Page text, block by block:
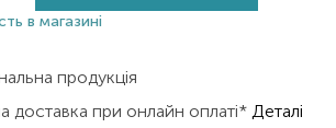
в магазині
продукція
доставка при онлайн оплаті* Деталі